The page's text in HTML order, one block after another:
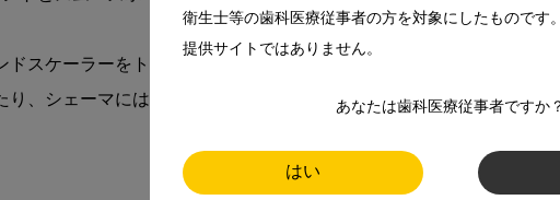
衛生士等の歯科医療従事者の方を対象にしたものです
提供サイトではありません。
あなたは歯科医療従事者ですか
はい
ドスケーラーをトレースしてみました（図3）。拡大してスケーラー
り、シェーマには動画や写真とはまた違ったわかりやすさと面白さが